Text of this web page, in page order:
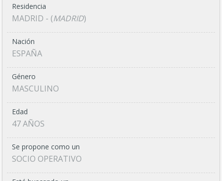
Residencia
MADRID - (MADRID)
Nación
ESPAÑA
Género
MASCULINO
Edad
47 AÑOS
Se propone como un
SOCIO OPERATIVO